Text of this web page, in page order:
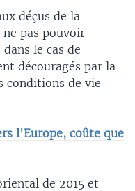
déçus de la
pas pouvoir
le cas de
découragés par la
conditions de vie
l'Europe, coûte que
de 2015 et